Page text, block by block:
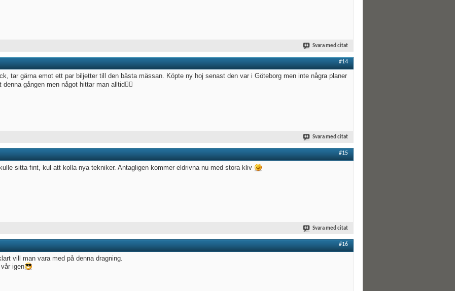
Svara med citat
#14
tar gärna emot ett par biljetter till den bästa mässan. Köpte ny hoj senast den var i Göteborg men inte några planer
denna gången men något hittar man alltid👍🏻
Svara med citat
#15
sitta fint, kul att kolla nya tekniker. Antagligen kommer eldrivna nu med stora kliv
Svara med citat
#16
vill man vara med på denna dragning.
igen